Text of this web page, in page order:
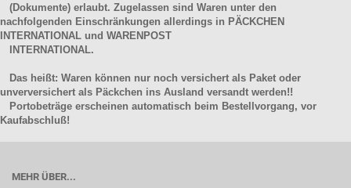
(Dokumente) erlaubt. Zugelassen sind Waren unter den
nachfolgenden Einschränkungen allerdings in PÄCKCHEN
INTERNATIONAL und WARENPOST
INTERNATIONAL.
Das heißt: Waren können nur noch versichert als Paket oder
unverversichert als Päckchen ins Ausland versandt werden!!
Portobeträge erscheinen automatisch beim Bestellvorgang, vor
Kaufabschluß!
MEHR ÜBER...